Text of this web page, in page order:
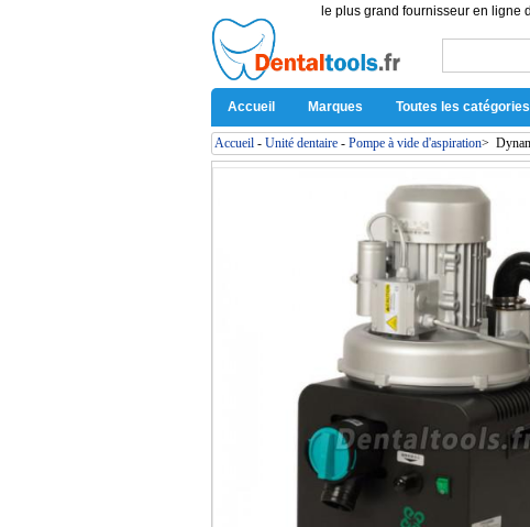
le plus grand fournisseur en ligne
Accueil Marques Toutes les catégories
Accueil - Unité dentaire - Pompe à vide d'aspiration>